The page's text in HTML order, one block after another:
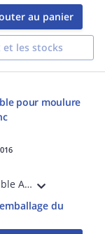
au panier
les stocks
pour moulure
Angle Extérieur variable ATA 12X30 Pure
du